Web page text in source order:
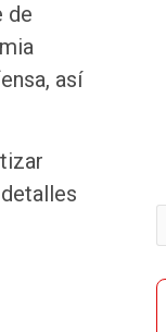
de
así